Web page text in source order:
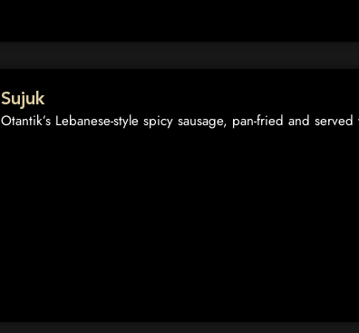
Sujuk
Otantik’s Lebanese-style spicy sausage, pan-fried and